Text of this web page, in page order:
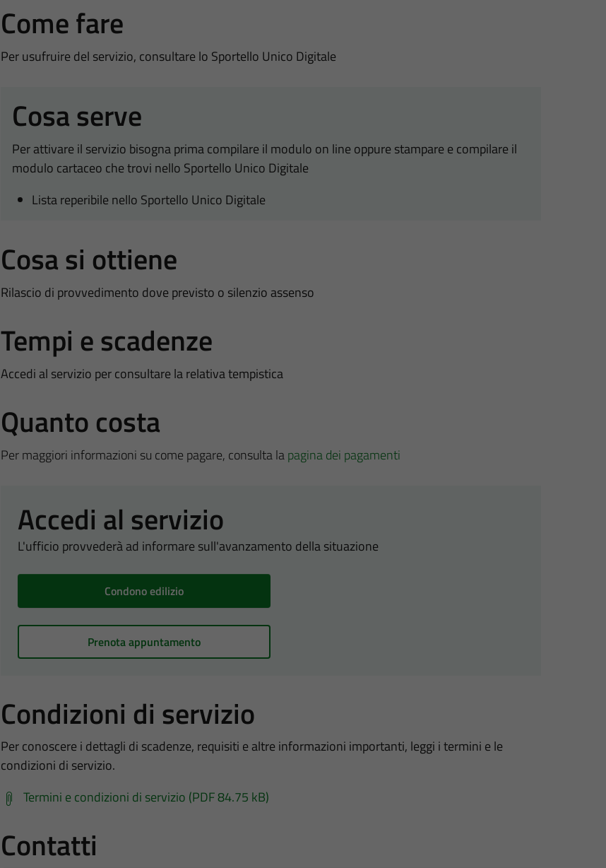
Come fare
Per usufruire del servizio, consultare lo Sportello Unico Digitale
Cosa serve
Per attivare il servizio bisogna prima compilare il modulo on line oppure stampare e compilare il
modulo cartaceo che trovi nello Sportello Unico Digitale
Lista reperibile nello Sportello Unico Digitale
Cosa si ottiene
Rilascio di provvedimento dove previsto o silenzio assenso
Tempi e scadenze
Accedi al servizio per consultare la relativa tempistica
Quanto costa
Per maggiori informazioni su come pagare, consulta lapagina dei pagamenti
Accedi al servizio
L'ufficio provvederà ad informare sull'avanzamento della situazione
Condono edilizio
Prenota appuntamento
Condizioni di servizio
Per conoscere i dettagli di scadenze, requisiti e altre informazioni importanti, leggi i termini e le
condizioni di servizio.
Termini e condizioni di servizio (PDF 84.75 kB)
Contatti